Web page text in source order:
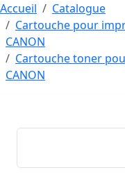
Accueil
Catalogue
Cartouche pour
CANON
Cartouche toner
CANON